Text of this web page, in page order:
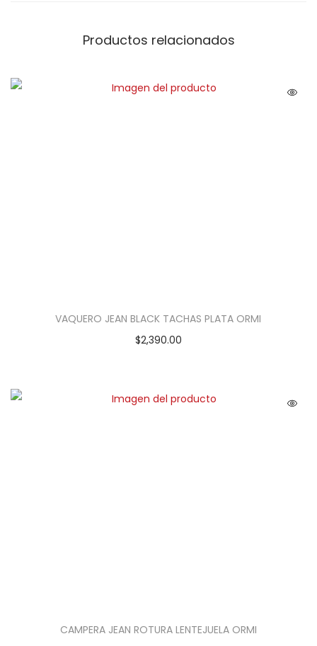
Productos relacionados
VAQUERO JEAN BLACK TACHAS PLATA ORMI
$2,390.00
CAMPERA JEAN ROTURA LENTEJUELA ORMI